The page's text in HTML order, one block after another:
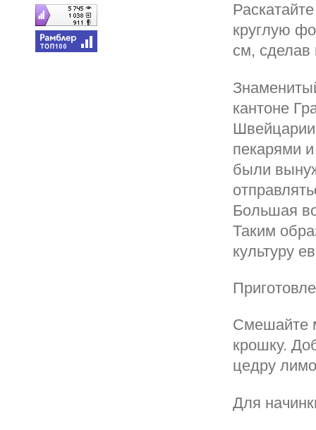
круглую
см, сделав
кантоне
пекарями
были
Большая
Таким
культуру
Смешайте
крошку.
цедру
Для